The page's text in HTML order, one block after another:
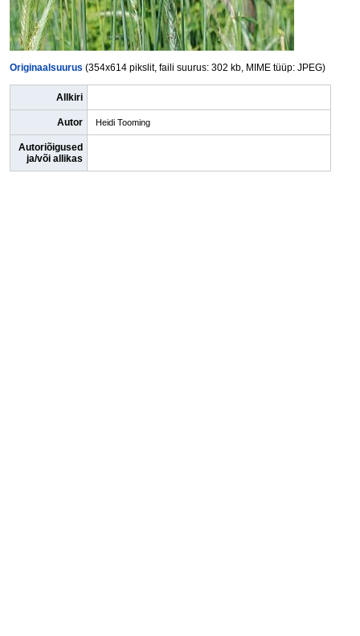
Originaalsuurus (354x614 pikslit, faili suurus: 302 kb, MIME tüüp: JPEG)
Allkiri
Autor Heidi Tooming
Autoriõigused
ja/või allikas